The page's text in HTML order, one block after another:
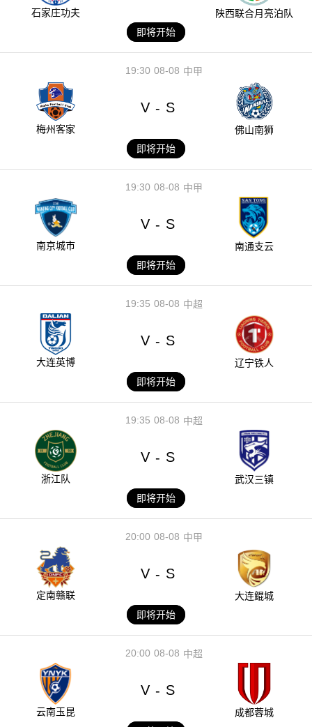
石家庄功夫
陕西联合月亮泊队
即将开始
08-08
19:30 中甲
梅州客家
V - S
佛山南狮
即将开始
08-08
19:30 中甲
南京城市
V - S
南通支云
即将开始
08-08
19:35 中超
大连英博
V - S
辽宁铁人
即将开始
08-08
19:35 中超
浙江队
V - S
武汉三镇
即将开始
08-08
20:00 中甲
定南赣联
V - S
大连鲲城
即将开始
08-08
20:00 中超
云南玉昆
V - S
成都蓉城